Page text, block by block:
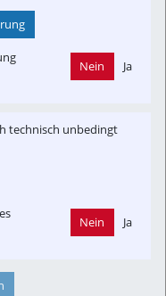
Strecken-Portrait
Nein Ja
technisch unbedingt
Nein Ja